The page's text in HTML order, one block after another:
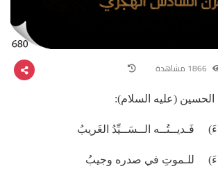
الحسين (عليه السلام):
فَـديــتُــه الــسَــيِّدُ الغَريبُ
للـموتِ في صدره وجيبُ